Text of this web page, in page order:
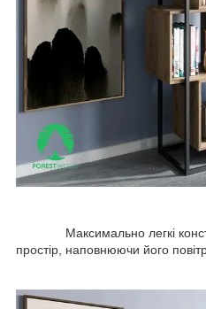
Максимально легкі
простір, наповнюючи його